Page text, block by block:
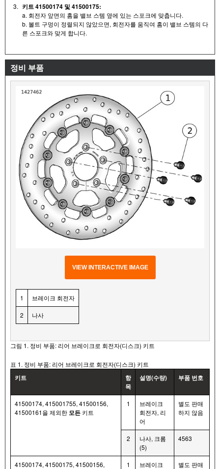
3. 키트 41500174 및 41500175:
a. 회전자 앞면의 홈을 밸브 스템 옆에 있는 스포크에 맞춥니다.
b. 볼트 구멍이 정렬되지 않았으면, 회전자를 움직여 홈이 밸브 스템의 다
른 스포크와 맞게 합니다.
정비 부품
VIEW INTERACTIVE IMAGE
1 브레이크 회전자
2 나사
그림 1. 정비 부품: 리어 브레이크로 회전자(디스크) 키트
표 1. 정비 부품: 리어 브레이크로 회전자(디스크) 키트
키트
항
목
설명(수량) 부품 번호
41500174, 415001755, 41500156,
41500161을 제외한모든 키트
1
브레이크
회전자, 리
어
별도 판매
하지 않음
2
나사, 크롬
(5)
4563
41500174, 41500175, 41500156,
1
브레이크
별도 판매